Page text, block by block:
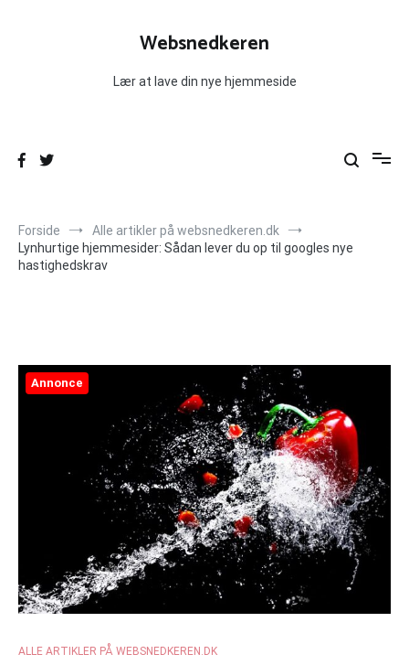
Websnedkeren
Lær at lave din nye hjemmeside
Forside
Alle artikler på websnedkeren.dk
Lynhurtige hjemmesider: Sådan lever du op til googles nye
hastighedskrav
Annonce
ALLE ARTIKLER PÅ WEBSNEDKEREN.DK